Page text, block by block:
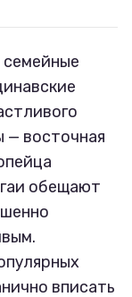
— восточная
обещают
вписать